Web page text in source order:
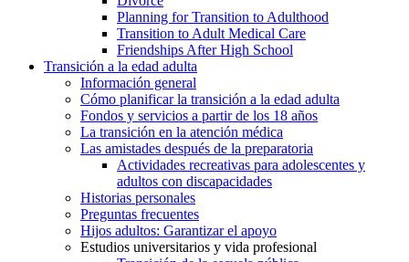
Planning for Transition to Adulthood
Transition to Adult Medical Care
Friendships After High School
Transición a la edad adulta
Información general
Cómo planificar la transición a la edad adulta
Fondos y servicios a partir de los 18 años
La transición en la atención médica
Las amistades después de la preparatoria
Actividades recreativas para adolescentes y
adultos con discapacidades
Historias personales
Preguntas frecuentes
Hijos adultos: Garantizar el apoyo
Estudios universitarios y vida profesional